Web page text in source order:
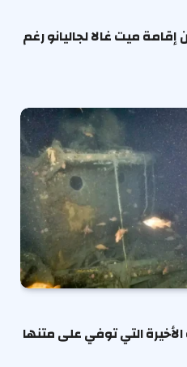
ميت غالا لجاليانو رغم
التي توفي على متنها